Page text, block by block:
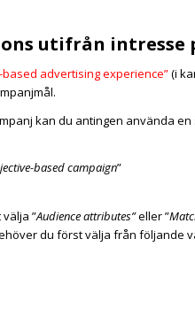
utifrån intresse
advertising experience”(i
kan du antingen använda
based campaign”
”Audience attributes”eller ”
du först välja från följande